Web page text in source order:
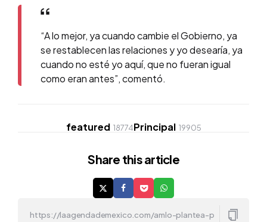
“A lo mejor, ya cuando cambie el Gobierno, ya
se restablecen las relaciones y yo desearía, ya
cuando no esté yo aquí, que no fueran igual
como eran antes”, comentó.
featured 18774Principal 19905
Share this article